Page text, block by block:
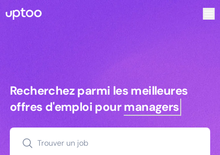
Recherchez parmi les meilleures
Recherchez parmi les meilleures
offres d'emploi pourmanagers
Trouver un job